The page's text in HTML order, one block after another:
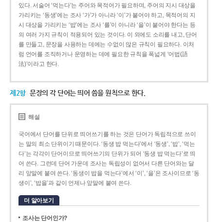
있다. 서술어 ‘먹는다’는 주어와 목적어가 필요하며, 주어의 지시 대상을
가리키는 ‘동생’에는 조사 ‘가’가 아니라 ‘이’가 붙어야 하고, 목적어의 지
시 대상을 가리키는 ‘밥’에는 조사 ‘를’이 아니라 ‘을’이 붙어야 한다는 등
의 여러 가지 규칙이 적용되어 있는 것이다. 이 외에도 소리를 내고, 단어
를 만들고, 문장을 사용하는 데에는 수없이 많은 규칙이 필요하다. 이처
럼 언어를 조직하거나 운영하는 데에 필요한 규칙을 폭넓게 ‘어법(語
法)’이라고 한다.
제2항 문장의 각 단어는 띄어 씀을 원칙으로 한다.
해설
국어에서 단어를 단위로 띄어쓰기를 하는 것은 단어가 독립적으로 쓰이
는 말의 최소 단위이기 때문이다. ‘동생 밥 먹는다’에서 ‘동생’, ‘밥’, ‘먹는
다’는 각각이 단어이므로 띄어쓰기의 단위가 되어 ‘동생 밥 먹는다’로 띄
어 쓴다. 그런데 단어 가운데 조사는 독립성이 없어서 다른 단어와는 달
리 앞말에 붙여 쓴다. ‘동생이 밥을 먹는다’에서 ‘이’, ‘을’은 조사이므로 ‘동
생이’, ‘밥을’과 같이 언제나 앞말에 붙여 쓴다.
더 알아보기
조사는 단어인가?